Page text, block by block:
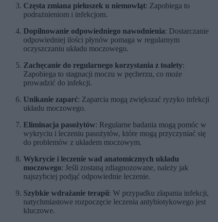
Częsta zmiana pieluszek u niemowląt: Zapobiega to
podrażnieniom i infekcjom.
Dopilnowanie odpowiedniego nawodnienia: Dostarczanie
odpowiedniej ilości płynów pomaga w regularnym
oczyszczaniu układu moczowego.
Zachęcanie do regularnego korzystania z toalety:
Zapobiega to stagnacji moczu w pęcherzu, co może
prowadzić do infekcji.
Unikanie zaparć: Zaparcia mogą zwiększać ryzyko infekcji
układu moczowego.
Eliminacja pasożytów: Regularne badania mogą pomóc w
wykryciu i leczeniu pasożytów, które mogą przyczyniać się
do problemów z układem moczowym.
Wykrycie i leczenie wad anatomicznych układu
moczowego: Jeśli zostaną zdiagnozowane, należy jak
najszybciej podjąć odpowiednie leczenie.
Szybkie wdrażanie terapii: W przypadku złapania infekcji,
natychmiastowe rozpoczęcie leczenia antybiotykowego jest
kluczowe.